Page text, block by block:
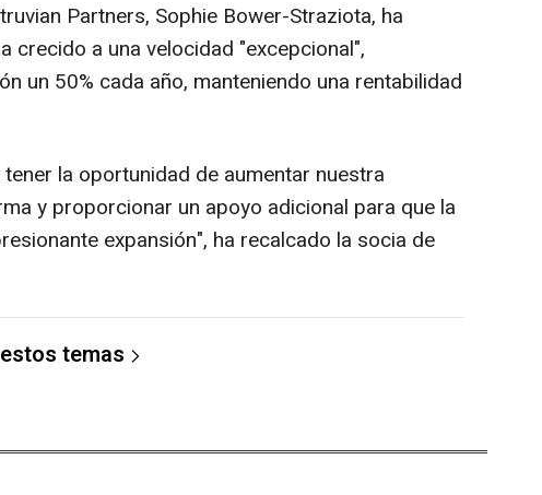
Partners, Sophie Bower-Straziota, ha
crecido a una velocidad "excepcional",
un 50% cada año, manteniendo una rentabilidad
la oportunidad de aumentar nuestra
y proporcionar un apoyo adicional para que la
expansión", ha recalcado la socia de
temas